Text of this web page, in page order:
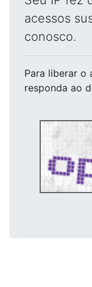
acessos
conosco.
Para liberar o
responda ao